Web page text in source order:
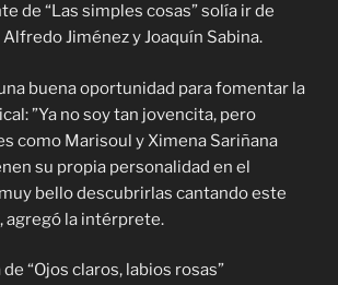
de “Las simples cosas” solía ir de
Jiménez y Joaquín Sabina.
buena oportunidad para fomentar la
”Ya no soy tan jovencita, pero
como Marisoul y Ximena Sariñana
su propia personalidad en el
bello descubrirlas cantando este
agregó la intérprete.
“Ojos claros, labios rosas”